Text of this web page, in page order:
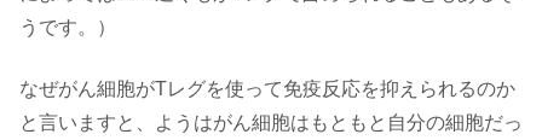
うです。）
なぜがん細胞がTレグを使って免疫反応を抑えられるのか
と言いますと、ようはがん細胞はもともと自分の細胞だっ